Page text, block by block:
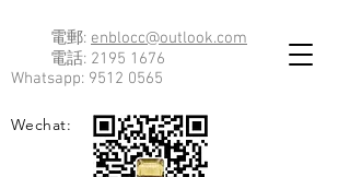
電郵: enblocc@outlook.com
電話: 2195 1676
Whatsapp: 9512 0565
Wechat: